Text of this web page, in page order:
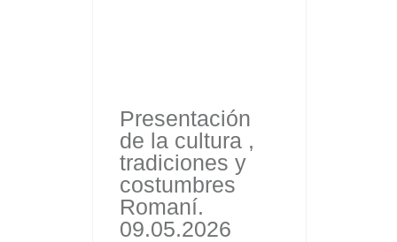
Presentación
de la cultura ,
tradiciones y
costumbres
Romaní.
09.05.2026